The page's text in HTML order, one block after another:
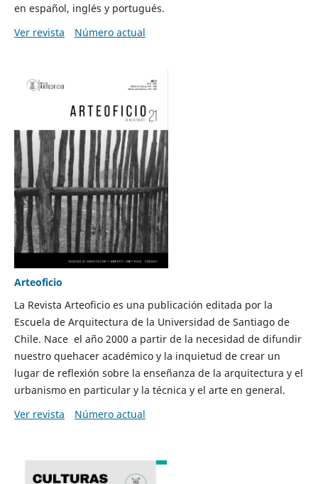
en español, inglés y portugués.
Ver revista
Número actual
Arteoficio
La Revista Arteoficio es una publicación editada por la
Escuela de Arquitectura de la Universidad de Santiago de
Chile. Nace el año 2000 a partir de la necesidad de difundir
nuestro quehacer académico y la inquietud de crear un
lugar de reflexión sobre la enseñanza de la arquitectura y el
urbanismo en particular y la técnica y el arte en general.
Ver revista
Número actual